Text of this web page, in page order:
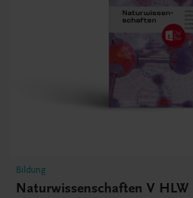
Bildung
Naturwissenschaften V HLW